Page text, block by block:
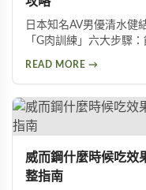
日本知名AV男優清水健
「G肉訓練」六大步驟
增粗的目標。
READ MORE →
威而鋼什麼時候吃效
整指南